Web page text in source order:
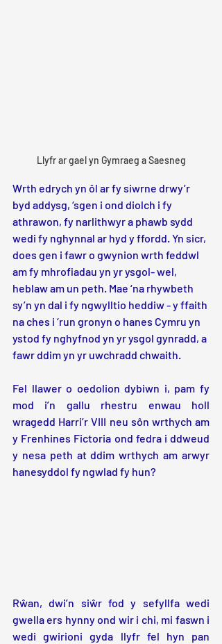
Llyfr ar gael yn Gymraeg a Saesneg
Wrth edrych yn ôl ar fy siwrne drwy’r
byd addysg, ‘sgen i ond diolch i fy
athrawon, fy narlithwyr a phawb sydd
wedi fy nghynnal ar hyd y ffordd. Yn sicr,
does gen i fawr o gwynion wrth feddwl
am fy mhrofiadau yn yr ysgol- wel,
heblaw am un peth. Mae ‘na rhywbeth
sy’n yn dal i fy ngwylltio heddiw - y ffaith
na ches i ‘run gronyn o hanes Cymru yn
ystod fy nghyfnod yn yr ysgol gynradd, a
fawr ddim yn yr uwchradd chwaith.
Fel llawer o oedolion dybiwn i, pam fy
mod i’n gallu rhestru enwau holl
wragedd Harri’r VIII neu sôn wrthych am
y Frenhines Fictoria ond fedra i ddweud
y nesa peth at ddim wrthych am arwyr
hanesyddol fy ngwlad fy hun?
Rŵan, dwi’n siŵr fod y sefyllfa wedi
gwella ers hynny ond wir i chi, mi faswn i
wedi gwirioni gyda llyfr fel hyn pan